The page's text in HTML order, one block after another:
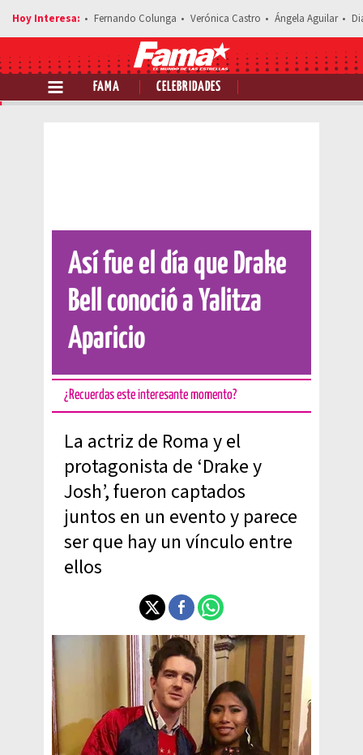
Fernando Colunga Verónica Castro Ángela Aguilar
FAMA CELEBRIDADES
Comparte esta noticia
Así fue el día que Drake
Bell conoció a Yalitza
Aparicio
¿Recuerdas este interesante momento?
La actriz de Roma y el
protagonista de ‘Drake y
Josh’, fueron captados
juntos en un evento y parece
ser que hay un vínculo entre
ellos